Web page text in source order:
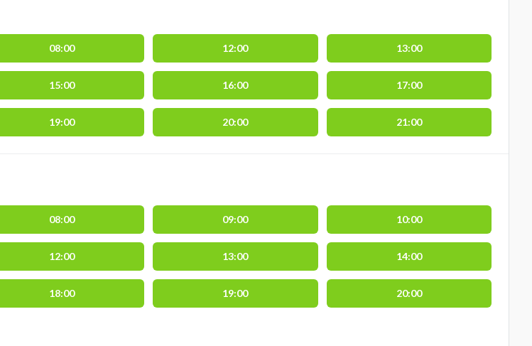
08:00 12:00 13:00
15:00 16:00 17:00
19:00 20:00 21:00
08:00 09:00 10:00
12:00 13:00 14:00
18:00 19:00 20:00